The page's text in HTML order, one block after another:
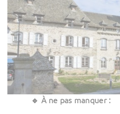
🔹 À ne pas manquer :